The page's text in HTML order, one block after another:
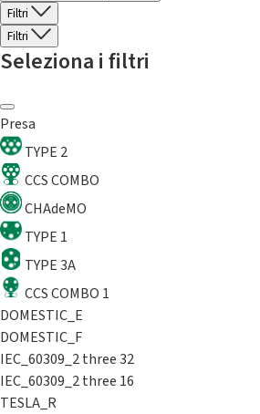
Filtri
Filtri
Seleziona i filtri
Presa
TYPE 2
CCS COMBO
CHAdeMO
TYPE 1
TYPE 3A
CCS COMBO 1
DOMESTIC_E
DOMESTIC_F
IEC_60309_2 three 32
IEC_60309_2 three 16
TESLA_R